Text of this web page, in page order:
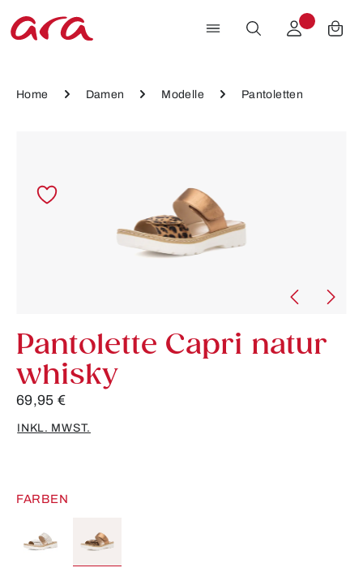
Zum Hauptinhalt springen
Home Damen Modelle Pantoletten
Pantolette Capri natur
whisky
69,95 €
INKL. MWST.
FARBEN